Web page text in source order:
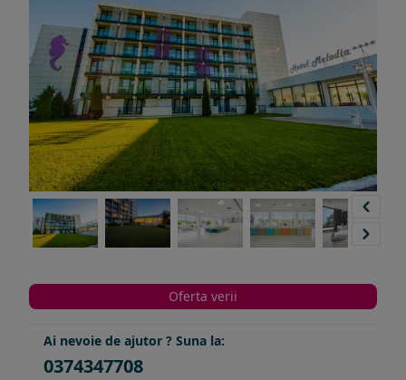
Oferta verii
Ai nevoie de ajutor ? Suna la:
0374347708